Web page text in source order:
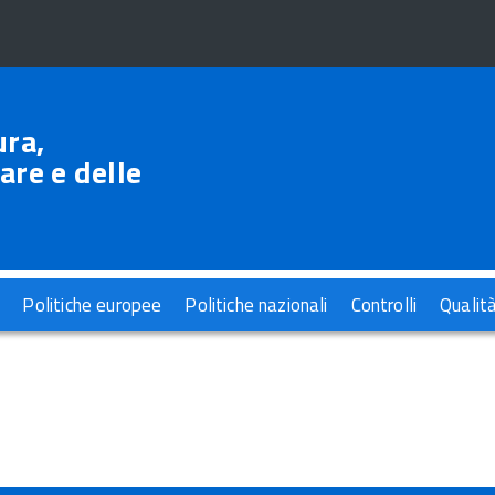
e delle
Politiche europee Politiche nazionali Controlli